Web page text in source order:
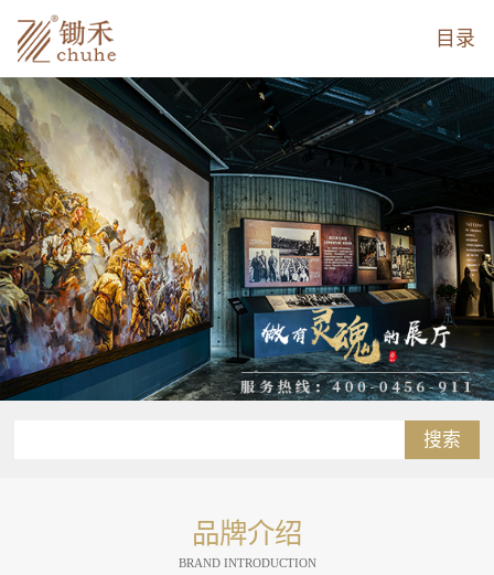
目录
搜索
品牌介绍
BRAND INTRODUCTION